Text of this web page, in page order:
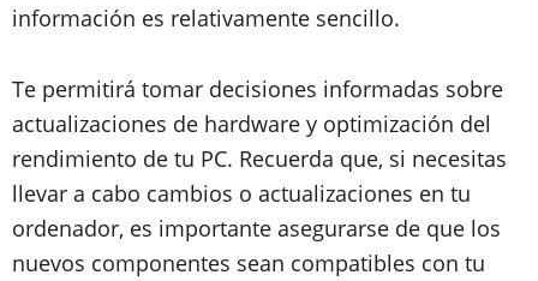
información es relativamente sencillo.
Te permitirá tomar decisiones informadas sobre
actualizaciones de hardware y optimización del
rendimiento de tu PC. Recuerda que, si necesitas
llevar a cabo cambios o actualizaciones en tu
ordenador, es importante asegurarse de que los
nuevos componentes sean compatibles con tu